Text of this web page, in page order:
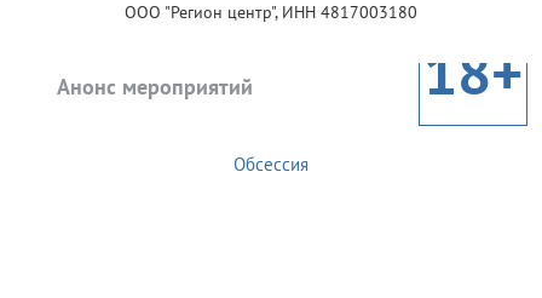
ООО "Регион центр", ИНН 4817003180
Анонс мероприятий 18+
Обсессия